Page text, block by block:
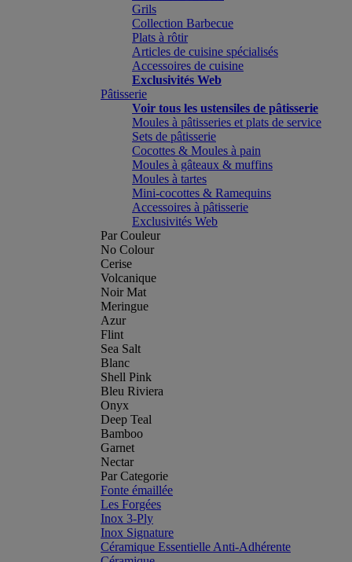
Grils
Collection Barbecue
Plats à rôtir
Articles de cuisine spécialisés
Accessoires de cuisine
Exclusivités Web
Pâtisserie
Voir tous les ustensiles de pâtisserie
Moules à pâtisseries et plats de service
Sets de pâtisserie
Cocottes & Moules à pain
Moules à gâteaux & muffins
Moules à tartes
Mini-cocottes & Ramequins
Accessoires à pâtisserie
Exclusivités Web
Par Couleur
No Colour
Cerise
Volcanique
Noir Mat
Meringue
Azur
Flint
Sea Salt
Blanc
Shell Pink
Bleu Riviera
Onyx
Deep Teal
Bamboo
Garnet
Nectar
Par Categorie
Fonte émaillée
Les Forgées
Inox 3-Ply
Inox Signature
Céramique Essentielle Anti-Adhérente